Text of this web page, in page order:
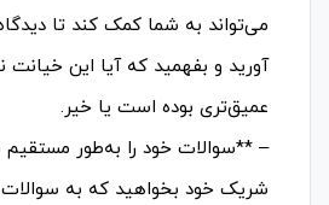
می‌تواند به شما کمک کند تا
آورید و بفهمید که آیا این
عمیق‌تری بوده است یا خیر.
– **سوالات خود را به‌طور مستقیم
شریک خود بخواهید که به